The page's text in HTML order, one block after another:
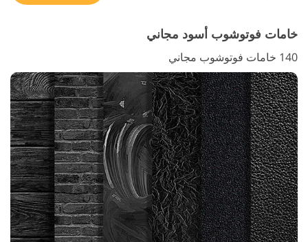
خامات فوتوشوب أسود مجاني
140 خامات فوتوشوب مجاني